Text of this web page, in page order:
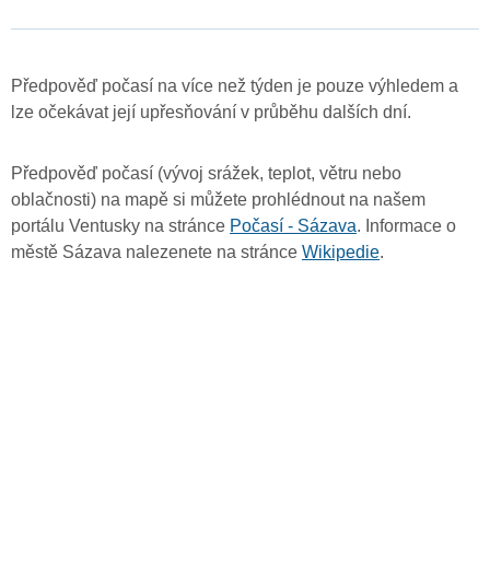
Předpověď počasí na více než týden je pouze výhledem a
lze očekávat její upřesňování v průběhu dalších dní.
Předpověď počasí (vývoj srážek, teplot, větru nebo
oblačnosti) na mapě si můžete prohlédnout na našem
portálu Ventusky na stránce Počasí - Sázava. Informace o
městě Sázava nalezenete na stránce Wikipedie.